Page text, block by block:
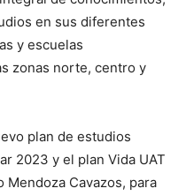
en sus diferentes
y escuelas
zonas norte, centro y
plan de estudios
2023 y el plan Vida UAT
Cavazos, para